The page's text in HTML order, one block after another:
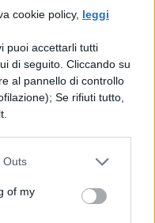
cookie policy, leggi
puoi accettarli tutti
di seguito. Cliccando su
al pannello di controllo
Se rifiuti tutto,
Outs
of my14.123 lodi